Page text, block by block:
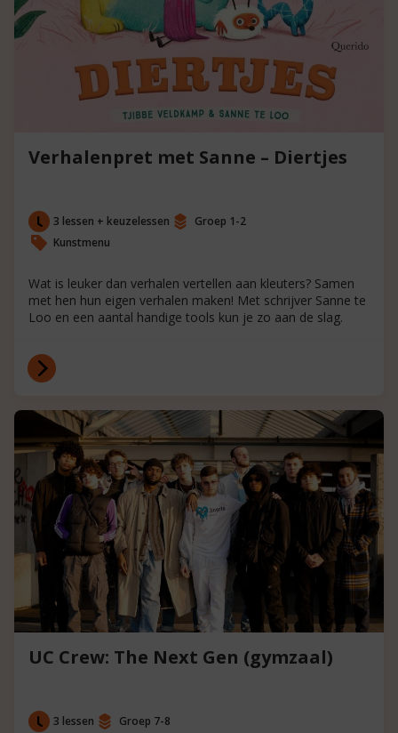
Verhalenpret met Sanne – Diertjes
3 lessen + keuzelessen
Groep 1-2
Kunstmenu
Wat is leuker dan verhalen vertellen aan kleuters? Samen
met hen hun eigen verhalen maken! Met schrijver Sanne te
Loo en een aantal handige tools kun je zo aan de slag.
UC Crew: The Next Gen (gymzaal)
3 lessen
Groep 7-8